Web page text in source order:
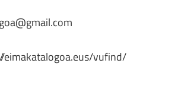
eimakatalogoa.eus/vufind/